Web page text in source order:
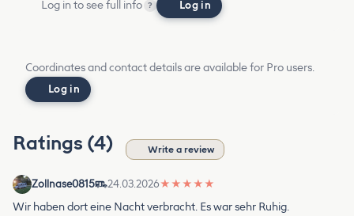
Log in to see full info ? Log in
Coordinates and contact details are available for Pro users.
Log in
Ratings (4) Write a review
Zollnase0815 24.03.2026★ ★ ★ ★ ★
Wir haben dort eine Nacht verbracht. Es war sehr Ruhig.